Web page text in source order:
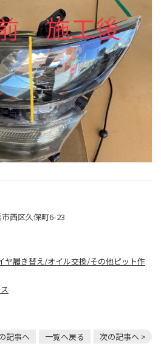
西区久保町6-23
ヤ履き替え/オイル交換/その他ピット作
記事へ 一覧へ戻る 次の記事へ >